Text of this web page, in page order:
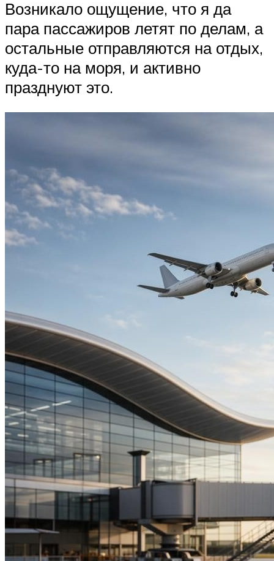
Возникало ощущение, что я да
пара пассажиров летят по делам, а
остальные отправляются на отдых,
куда-то на моря, и активно
празднуют это.